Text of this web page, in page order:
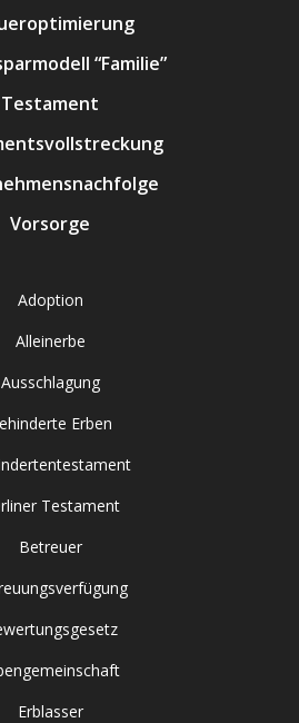
“Familie”
Testament
Vorsorge
Adoption
Alleinerbe
Ausschlagung
Erben
Testament
Betreuer
Erblasser